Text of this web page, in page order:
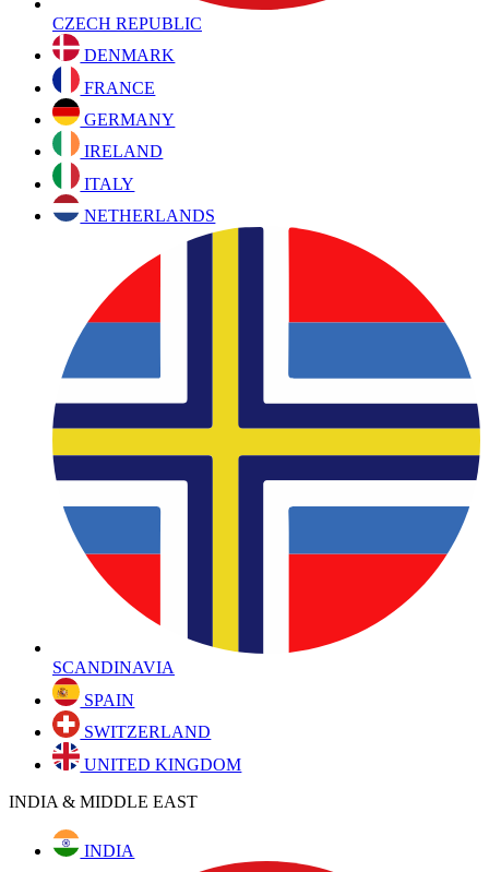
CZECH REPUBLIC
DENMARK
FRANCE
GERMANY
IRELAND
ITALY
NETHERLANDS
SCANDINAVIA
SPAIN
SWITZERLAND
UNITED KINGDOM
INDIA & MIDDLE EAST
INDIA